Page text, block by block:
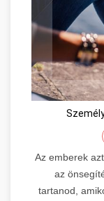
Az emberek
az
tartanod,